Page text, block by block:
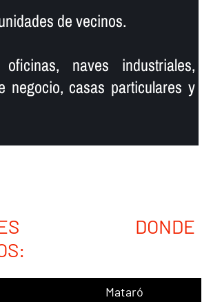
de vecinos.
naves industriales,
negocio, casas particulares y
DONDE
Mataró